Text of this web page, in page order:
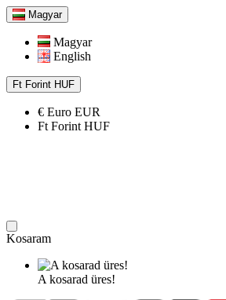
Magyar
Magyar
English
Ft Forint HUF
€ Euro EUR
Ft Forint HUF
Kosaram
A kosarad üres!